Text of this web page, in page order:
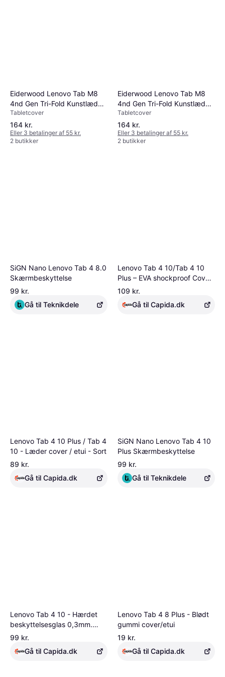
Eiderwood Lenovo Tab M8
4nd Gen Tri-Fold Kunstlæder
Flip Cover Grå
Tabletcover
164 kr.
Eller 3 betalinger af 55 kr.
2 butikker
Eiderwood Lenovo Tab M8
4nd Gen Tri-Fold Kunstlæder
Flip Cover Blå
Tabletcover
164 kr.
Eller 3 betalinger af 55 kr.
2 butikker
SiGN Nano Lenovo Tab 4 8.0
Skærmbeskyttelse
99 kr.
Gå til Teknikdele
Lenovo Tab 4 10/Tab 4 10
Plus – EVA shockproof Cover
- Rosa
109 kr.
Gå til Capida.dk
Lenovo Tab 4 10 Plus / Tab 4
10 - Læder cover / etui - Sort
89 kr.
Gå til Capida.dk
SiGN Nano Lenovo Tab 4 10
Plus Skærmbeskyttelse
99 kr.
Gå til Teknikdele
Lenovo Tab 4 10 - Hærdet
beskyttelsesglas 0,3mm.
Skærmbeskytter
99 kr.
Gå til Capida.dk
Lenovo Tab 4 8 Plus - Blødt
gummi cover/etui
19 kr.
Gå til Capida.dk